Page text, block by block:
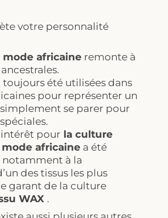
votre personnalité
mode africaine remonte à
toujours été utilisées dans
pour représenter un
se parer pour
pour la culture
africaine a été
à la
des tissus les plus
garant de la culture
WAX .